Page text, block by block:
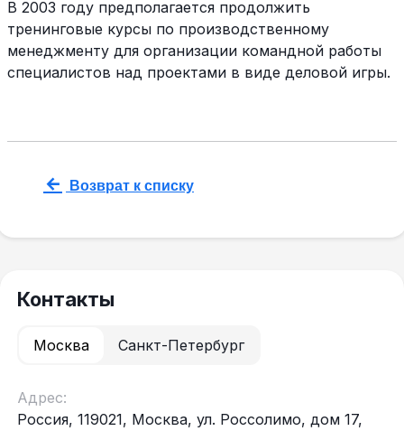
В 2003 году предполагается продолжить
тренинговые курсы по производственному
менеджменту для организации командной работы
специалистов над проектами в виде деловой игры.
Возврат к списку
Контакты
Москва Санкт-Петербург
Адрес:
Россия, 119021, Москва, ул. Россолимо, дом 17,